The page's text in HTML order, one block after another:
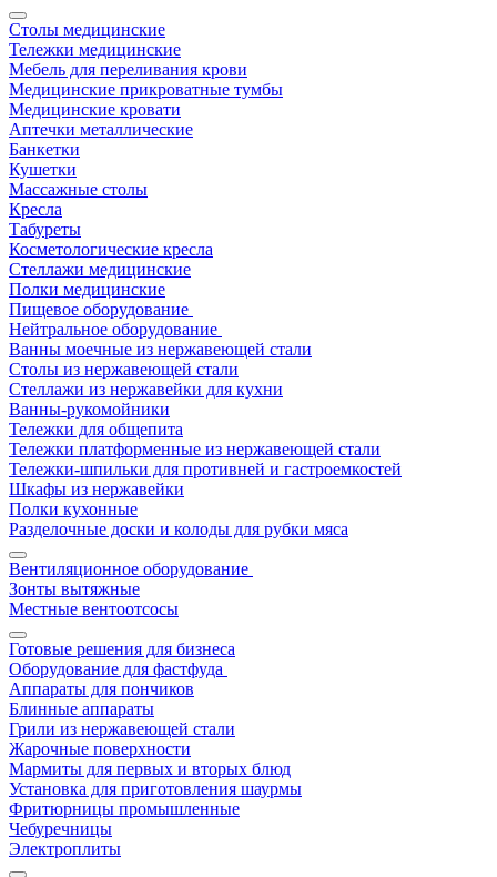
Столы медицинские
Тележки медицинские
Мебель для переливания крови
Медицинские прикроватные тумбы
Медицинские кровати
Аптечки металлические
Банкетки
Кушетки
Массажные столы
Кресла
Табуреты
Косметологические кресла
Стеллажи медицинские
Полки медицинские
Пищевое оборудование
Нейтральное оборудование
Ванны моечные из нержавеющей стали
Столы из нержавеющей стали
Стеллажи из нержавейки для кухни
Ванны-рукомойники
Тележки для общепита
Тележки платформенные из нержавеющей стали
Тележки-шпильки для противней и гастроемкостей
Шкафы из нержавейки
Полки кухонные
Разделочные доски и колоды для рубки мяса
Вентиляционное оборудование
Зонты вытяжные
Местные вентоотсосы
Готовые решения для бизнеса
Оборудование для фастфуда
Аппараты для пончиков
Блинные аппараты
Грили из нержавеющей стали
Жарочные поверхности
Мармиты для первых и вторых блюд
Установка для приготовления шаурмы
Фритюрницы промышленные
Чебуречницы
Электроплиты